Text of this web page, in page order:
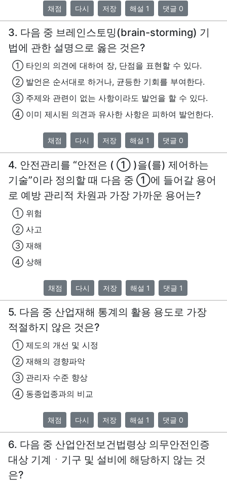
채점 다시 저장 해설 1 댓글 0
3. 다음 중 브레인스토밍(brain-storming) 기
법에 관한 설명으로 옳은 것은?
① 타인의 의견에 대하여 장, 단점을 표현할 수 있다.
② 발언은 순서대로 하거나, 균등한 기회를 부여한다.
③ 주제와 관련이 없는 사항이라도 발언을 할 수 있다.
④ 이미 제시된 의견과 유사한 사항은 피하여 발언한다.
채점 다시 저장 해설 1 댓글 0
4. 안전관리를 “안전은 ( ① )을(를) 제어하는
기술”이라 정의할 때 다음 중 ①에 들어갈 용어
로 예방 관리적 차원과 가장 가까운 용어는?
① 위험
② 사고
③ 재해
④ 상해
채점 다시 저장 해설 1 댓글 1
5. 다음 중 산업재해 통계의 활용 용도로 가장
적절하지 않은 것은?
① 제도의 개선 및 시정
② 재해의 경향파악
③ 관리자 수준 향상
④ 동종업종과의 비교
채점 다시 저장 해설 1 댓글 0
6. 다음 중 산업안전보건법령상 의무안전인증
대상 기계ㆍ기구 및 설비에 해당하지 않는 것
은?